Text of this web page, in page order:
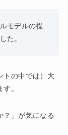
モデルの提
た。
トの中では）大
。
？」が気になる